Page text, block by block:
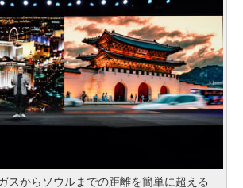
スからソウルまでの距離を簡単に超える